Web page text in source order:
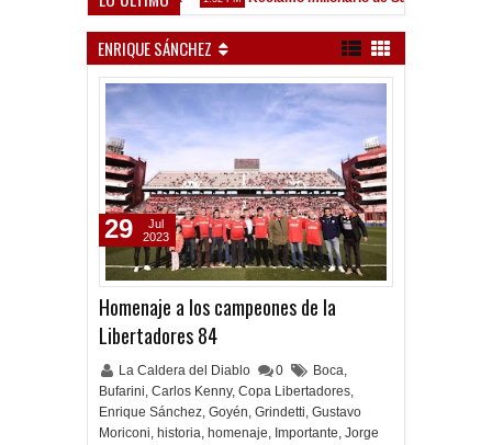
ENRIQUE SÁNCHEZ
Homenaje a los campeones de la
Libertadores 84
La Caldera del Diablo 0 Boca,
Bufarini, Carlos Kenny, Copa Libertadores,
Enrique Sánchez, Goyén, Grindetti, Gustavo
Moriconi, historia, homenaje, Importante, Jorge
29
Jul
2023